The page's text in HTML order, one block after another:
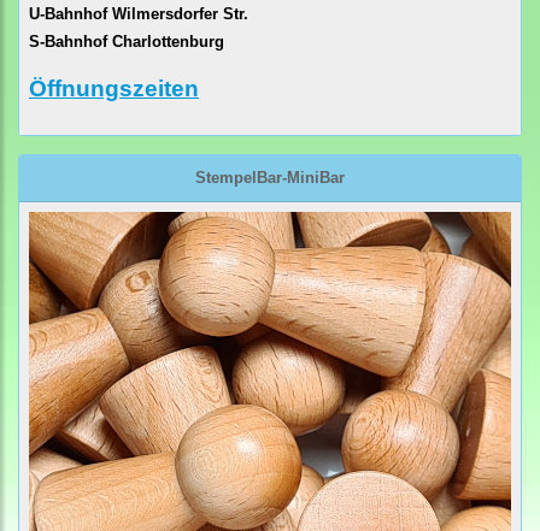
U-Bahnhof Wilmersdorfer Str.
S-Bahnhof Charlottenburg
Öffnungszeiten
StempelBar-MiniBar